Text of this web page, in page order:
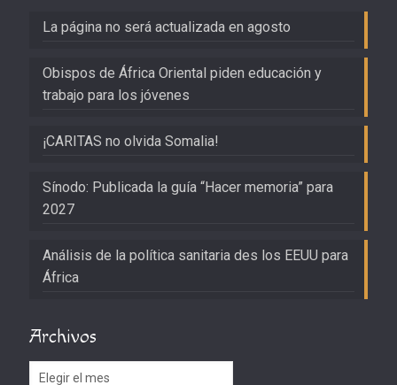
La página no será actualizada en agosto
Obispos de África Oriental piden educación y
trabajo para los jóvenes
¡CARITAS no olvida Somalia!
Sínodo: Publicada la guía “Hacer memoria” para
2027
Análisis de la política sanitaria des los EEUU para
África
Archivos
Archivos